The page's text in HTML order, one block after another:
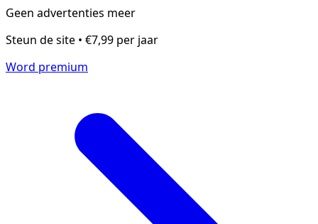
Geen advertenties meer
Steun de site • €7,99 per jaar
Word premium